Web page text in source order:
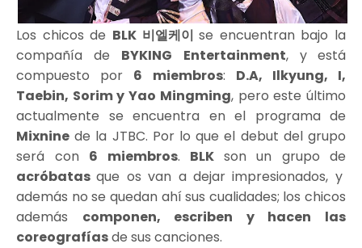
Los chicos de BLK 비엘케이se encuentran bajo la
compañía de BYKING Entertainment, y está
compuesto por 6 miembros: D.A, Ilkyung, I,
Taebin, Sorim y Yao Mingming, pero este último
actualmente se encuentra en el programa de
Mixnine de la JTBC. Por lo que el debut del grupo
será con 6 miembros. BLK son un grupo de
acróbatasque os van a dejar impresionados, y
además no se quedan ahí sus cualidades; los chicos
además componen, escriben y hacen las
coreografíasde sus canciones.